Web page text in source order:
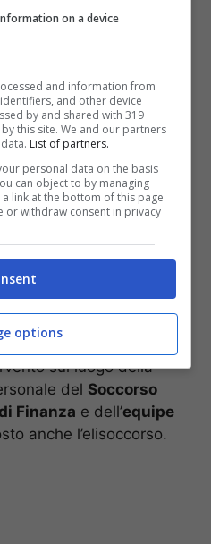
stradale: morta
domenica 16 aprile
di vita nelle
, a Bolzano. La
a Merano.
come riferiscono
di
si trovavano a circa
notato il corpo della
di un
sul luogo della
del Soccorso
Finanza e dell’equipe
anche l’elisoccorso.
on a device
and information from
and other device
by and shared with 319
this site. We and our partners
List of partners.
personal data on the basis
can object to by managing
link at the bottom of this page
or withdraw consent in privacy
options